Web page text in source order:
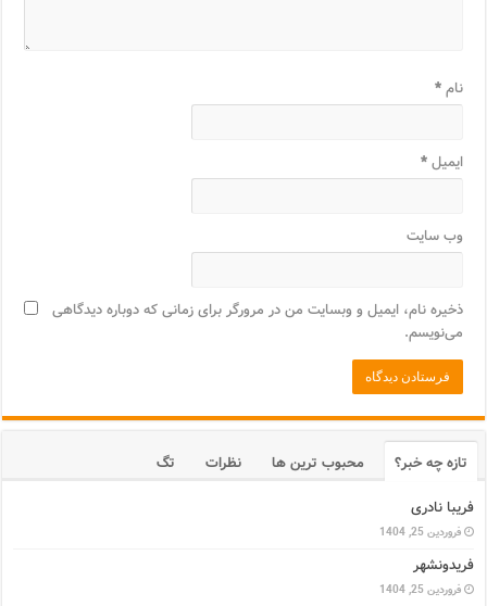
نام*
ایمیل*
وب‌ سایت
ذخیره نام، ایمیل و وبسایت من در مرورگر برای زمانی که دوباره دیدگاهی
می‌نویسم.
تازه چه خبر؟ محبوب ترین ها نظرات
تگ
فریبا نادری
فروردین 25, 1404
فریدونشهر
فروردین 25, 1404